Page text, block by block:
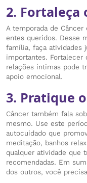
2. Fortaleça
A temporada de
entes queridos. Desse
família, faça atividades
importantes. Fortalecer
relações íntimas pode
apoio emocional.
3. Pratique
Câncer também fala
mesmo. Use este
autocuidado que
meditação, banhos
qualquer atividade que
recomendadas. Em
dos outros, você